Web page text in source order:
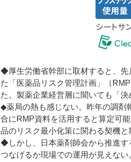
◆厚生労働省幹部に取材すると、先
た「医薬品リスク管理計画」（
た。製薬企業経営層に聞いても「
◆薬局の熱も感じない。昨年の調剤
合にRMP資料を活用すると算定可
品のリスク最小化策に関わる契機と
◆しかし、日本薬剤師会から推進す
つなげるか現場での運用が見えな